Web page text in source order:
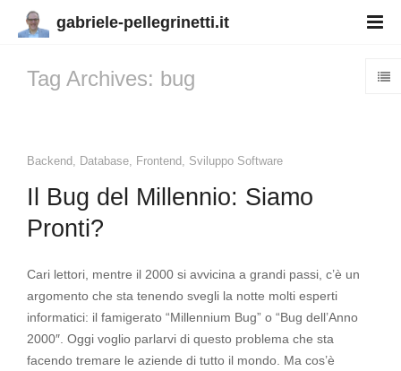
gabriele-pellegrinetti.it
Tag Archives: bug
Backend, Database, Frontend, Sviluppo Software
Il Bug del Millennio: Siamo
Pronti?
Cari lettori, mentre il 2000 si avvicina a grandi passi, c’è un
argomento che sta tenendo svegli la notte molti esperti
informatici: il famigerato “Millennium Bug” o “Bug dell’Anno
2000″. Oggi voglio parlarvi di questo problema che sta
facendo tremare le aziende di tutto il mondo. Ma cos’è